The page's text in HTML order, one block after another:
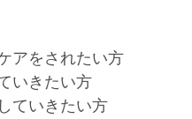
アをされたい方
いきたい方
ていきたい方